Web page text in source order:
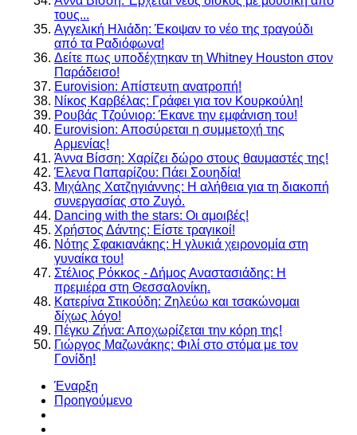
τους...
Αγγελική Ηλιάδη: Έκοψαν το νέο της τραγούδι
από τα Ραδιόφωνα!
Δείτε πως υποδέχτηκαν τη Whitney Houston στον
Παράδεισο!
Eurovision: Απίστευτη ανατροπή!
Νίκος Καρβέλας: Γράφει για τον Κουρκούλη!
Ρουβάς Τζούνιορ: Έκανε την εμφάνιση του!
Eurovision: Αποσύρεται η συμμετοχή της
Αρμενίας!
Άννα Βίσση: Χαρίζει δώρο στους θαυμαστές της!
Έλενα Παπαρίζου: Πάει Σουηδία!
Μιχάλης Χατζηγιάννης: Η αλήθεια για τη διακοπή
συνεργασίας στο Ζυγό.
Dancing with the stars: Οι αμοιβές!
Χρήστος Δάντης: Είστε τραγικοί!
Νότης Σφακιανάκης: Η γλυκιά χειρονομία στη
γυναίκα του!
Στέλιος Ρόκκος - Δήμος Αναστασιάδης: Η
πρεμιέρα στη Θεσσαλονίκη.
Κατερίνα Στικούδη: Ζηλεύω και τσακώνομαι
δίχως λόγο!
Πέγκυ Ζήνα: Αποχωρίζεται την κόρη της!
Γιώργος Μαζωνάκης: Φιλί στο στόμα με τον
Γονίδη!
Έναρξη
Προηγούμενο